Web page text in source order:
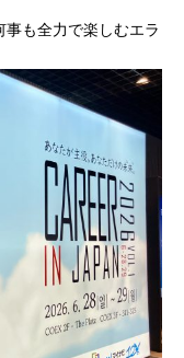
事も全力で楽しむエラ